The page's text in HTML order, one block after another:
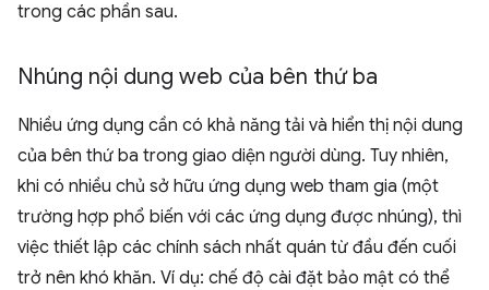
trong các phần sau.
Nhúng nội dung web của bên thứ ba
Nhiều ứng dụng cần có khả năng tải và hiển thị nội dung
của bên thứ ba trong giao diện người dùng. Tuy nhiên,
khi có nhiều chủ sở hữu ứng dụng web tham gia (một
trường hợp phổ biến với các ứng dụng được nhúng), thì
việc thiết lập các chính sách nhất quán từ đầu đến cuối
trở nên khó khăn. Ví dụ: chế độ cài đặt bảo mật có thể